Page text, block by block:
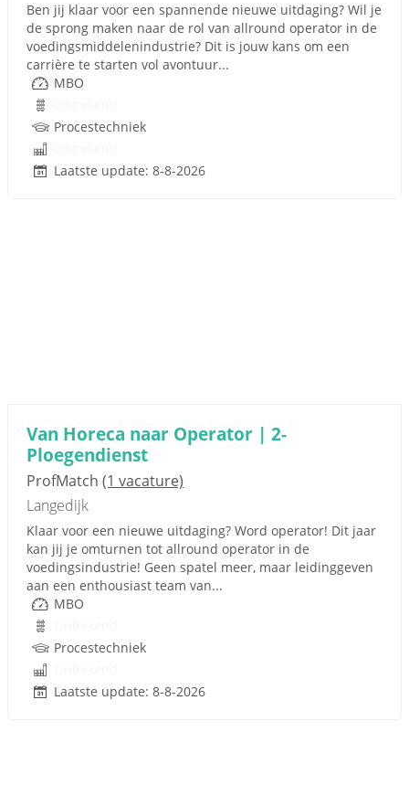
Ben jij klaar voor een spannende nieuwe uitdaging? Wil je
de sprong maken naar de rol van allround operator in de
voedingsmiddelenindustrie? Dit is jouw kans om een
carrière te starten vol avontuur...
MBO
Procestechniek
Laatste update: 8-8-2026
Van Horeca naar Operator | 2-
Ploegendienst
ProfMatch (1 vacature)
Langedijk
Klaar voor een nieuwe uitdaging? Word operator! Dit jaar
kan jij je omturnen tot allround operator in de
voedingsindustrie! Geen spatel meer, maar leidinggeven
aan een enthousiast team van...
MBO
Procestechniek
Laatste update: 8-8-2026